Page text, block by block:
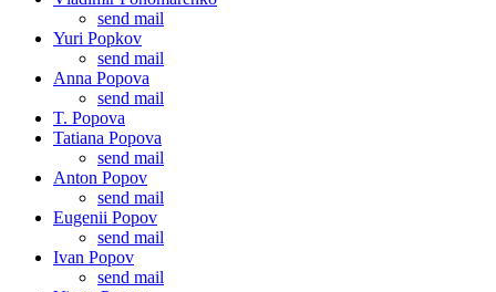
send mail
Yuri Popkov
send mail
Anna Popova
send mail
T. Popova
Tatiana Popova
send mail
Anton Popov
send mail
Eugenii Popov
send mail
Ivan Popov
send mail